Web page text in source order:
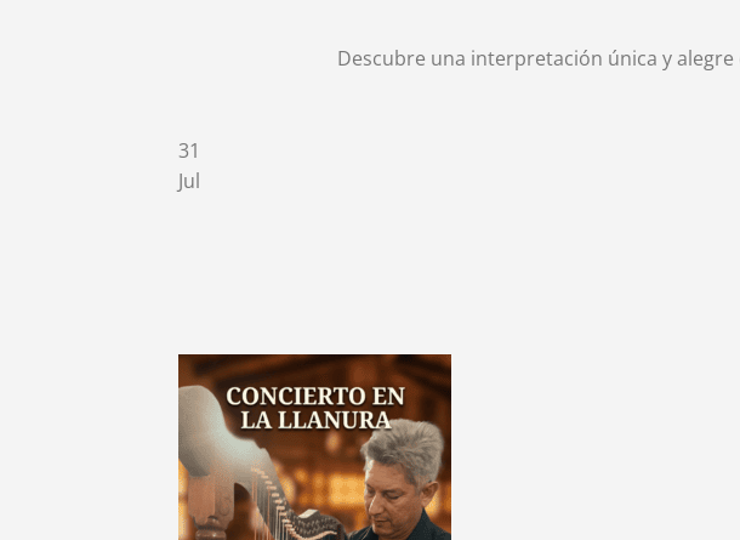
Descubre una interpretación única y
31
Jul